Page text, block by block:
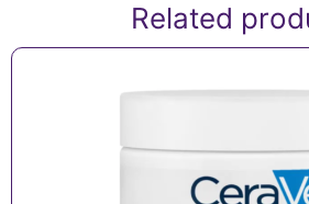
Related